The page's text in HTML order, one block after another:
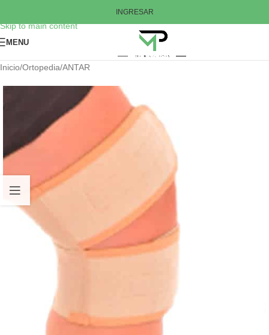
Skip to main content
INGRESAR
MENU
Inicio/Ortopedia/ANTAR